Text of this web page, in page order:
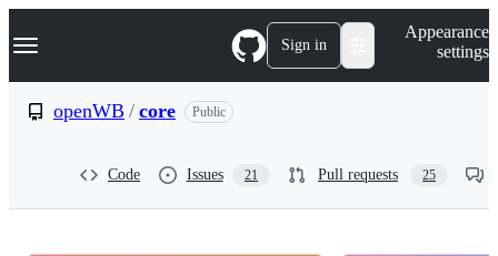
k
p
Navigation Menu Sign in
Appearance
settings
openWB / core Public
Code Issues 21 Pull requests 25